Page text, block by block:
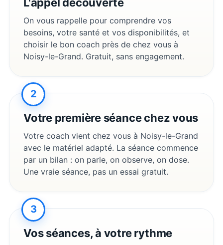
On vous rappelle pour comprendre vos
besoins, votre santé et vos disponibilités, et
choisir le bon coach près de chez vous à
Noisy-le-Grand. Gratuit, sans engagement.
2
Votre première séance chez vous
Votre coach vient chez vous à Noisy-le-Grand
avec le matériel adapté. La séance commence
par un bilan : on parle, on observe, on dose.
Une vraie séance, pas un essai gratuit.
3
Vos séances, à votre rythme